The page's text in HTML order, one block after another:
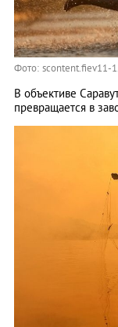
Фото: scontent.fiev11-
В объективе
превращается в